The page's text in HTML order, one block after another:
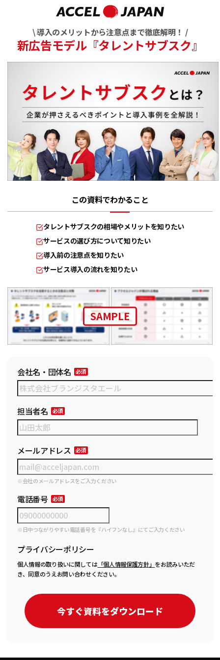
\ 導入のメリットから注意点まで徹底解明！ /
新広告モデル『タレントサブスク』
この資料でわかること
タレントサブスクの相場やメリットを知りたい
サービスの選び方について知りたい
導入前の注意点を知りたい
サービス導入の流れを知りたい
SAMPLE
会社名・団体名
担当者名
メールアドレス
※会社のメールアドレスをご入力ください
電話番号
※日中つながりやすい電話番号を『ハイフンなし』にてご入力ください
プライバシーポリシー
個人情報の取り扱いに関しては「個人情報保護方針」 をお読みいただ
き、同意のうえお問い合わせください。